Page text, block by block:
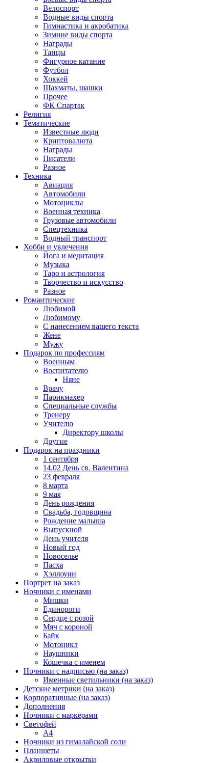
Велоспорт
Водные виды спорта
Гимнастика и акробатика
Зимние виды спорта
Награды
Танцы
Фигурное катание
Футбол
Хоккей
Шахматы, шашки
Прочее
ФК Спартак
Религия
Тематические
Известные люди
Криптовалюта
Награды
Писатели
Разное
Техника
Авиация
Автомобили
Мотоциклы
Военная техника
Грузовые автомобили
Спецтехника
Водный транспорт
Хобби и увлечения
Йога и медитация
Музыка
Таро и астрология
Творчество и искусство
Разное
Романтические
Любимой
Любимому
С нанесением вашего текста
Жене
Мужу
Подарок по профессиям
Военным
Воспитателю
Няне
Врачу
Парикмахер
Специальные службы
Тренеру
Учителю
Директору школы
Другие
Подарок на праздники
1 сентября
14.02 День св. Валентина
23 февраля
8 марта
9 мая
День рождения
Свадьба, годовщина
Рождение малыша
Выпускной
День учителя
Новый год
Новоселье
Пасха
Хэллоуин
Портрет на заказ
Ночники с именами
Мишки
Единороги
Сердце с розой
Мяч с короной
Байк
Мотоцикл
Наушники
Кошечка с именем
Ночники с надписью (на заказ)
Именные светильники (на заказ)
Детские метрики (на заказ)
Корпоративные (на заказ)
Дополнения
Ночники с маркерами
Светофей
А4
Ночники из гималайской соли
Планшеты
Акриловые открытки